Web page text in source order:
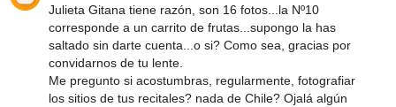
Julieta Gitana tiene razón, son 16 fotos...la Nº10
corresponde a un carrito de frutas...supongo la has
saltado sin darte cuenta...o si? Como sea, gracias por
convidarnos de tu lente.
Me pregunto si acostumbras, regularmente, fotografiar
los sitios de tus recitales? nada de Chile? Ojalá algún